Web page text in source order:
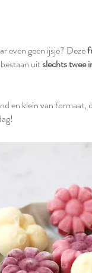
even geen ijsje? Deze
uitslechts twee
en klein van